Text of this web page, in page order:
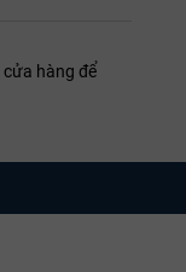
cửa hàng để